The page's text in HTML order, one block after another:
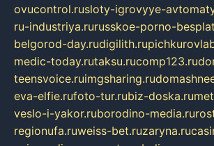
ovucontrol.rusloty-igrovyye-
ru-industriya.rurusskoe-porno-
belgorod-day.rudigilith.ru
medic-today.rutaksu.rucomp123.ru
teensvoice.ruimgsharing.ru
eva-elfie.rufoto-tur.rubiz-doska.ru
veslo-i-yakor.ruborodino-media.ru
regionufa.ruweiss-bet.ruzaryna.ru